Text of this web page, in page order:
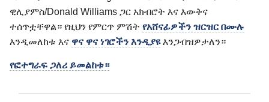
ዊሊያምስ/Donald Williams ጋር አክብሮት እና እውቅና
ተሰጥቷቸዋል። የዚህን የምርጥ ምሽት የአሸናፊዎችን ዝርዝር በሙሉ
እንዲመለከቱ እና ዋና ዋና ነገሮችን እንዲያዩእንጋብዝዎታለን።
የፎተግራፍ ጋለሪ ይመልከቱ።